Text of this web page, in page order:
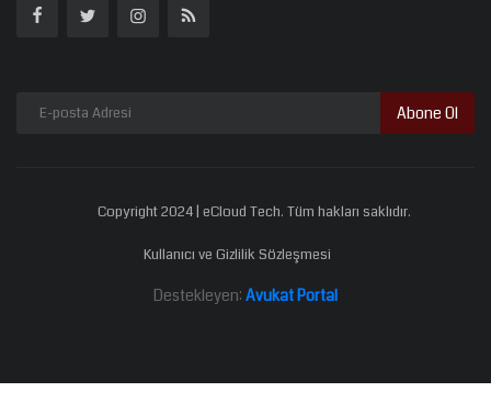
Abone Ol
Copyright 2024 | eCloud Tech. Tüm hakları saklıdır.
Kullanıcı ve Gizlilik Sözleşmesi
Destekleyen: Avukat Portal